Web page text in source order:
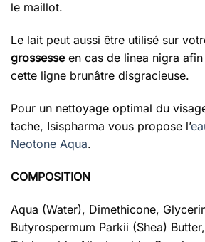
le maillot.
Le lait peut aussi être utilisé sur
grossesseen cas de linea nigra
cette ligne brunâtre disgracieuse.
Pour un nettoyage optimal du
tache, Isispharma vous propose l’
Neotone Aqua.
COMPOSITION
Aqua (Water), Dimethicone,
Butyrospermum Parkii (Shea)